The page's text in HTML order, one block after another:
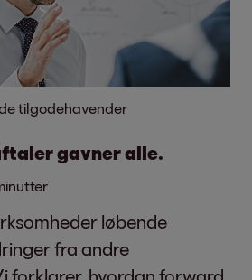
tilgodehavender
gavner alle.
løbende
fra andre
forklarer, hvordan forward